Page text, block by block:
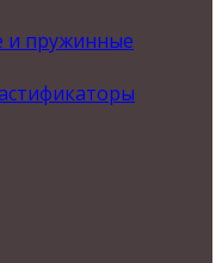
и пружинные